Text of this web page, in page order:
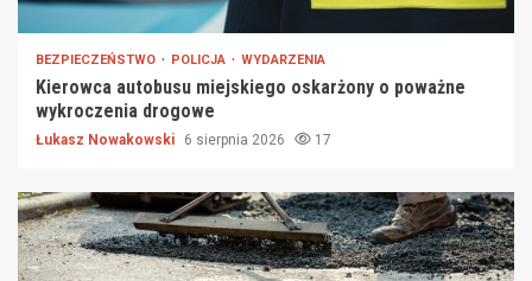
BEZPIECZEŃSTWO POLICJA WYDARZENIA
Kierowca autobusu miejskiego oskarżony o poważne
wykroczenia drogowe
Łukasz Nowakowski 6 sierpnia 2026 17